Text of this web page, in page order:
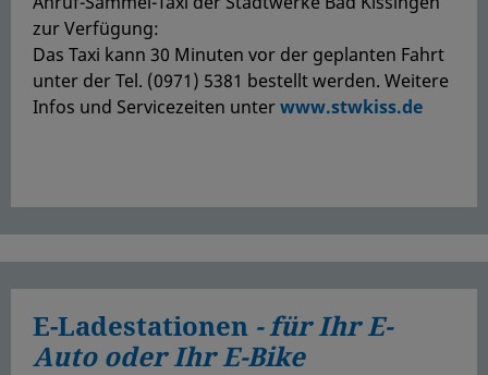
zur Verfügung:
Das Taxi kann 30 Minuten vor der geplanten Fahrt
unter der Tel. (0971) 5381 bestellt werden. Weitere
Infos und Servicezeiten unterwww.stwkiss.de
E-Ladestationen - für Ihr E-
Auto oder Ihr E-Bike